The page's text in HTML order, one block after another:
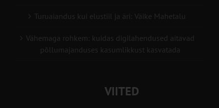
Turuaiandus kui elustiil ja äri: Väike Mahetalu
Vähemaga rohkem: kuidas digilahendused aitavad
põllumajanduses kasumlikkust kasvatada
VIITED